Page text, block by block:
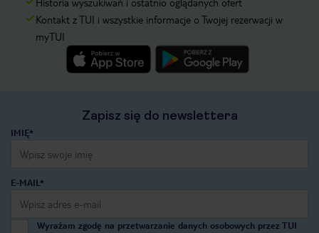
Kontakt z TUI i wszystkie informacje o Twojej rezerwacji w
myTUI
Zapisz się do newslettera
IMIĘ*
E-MAIL*
Wyrażam zgodę na przetwarzanie danych osobowych przez TUI